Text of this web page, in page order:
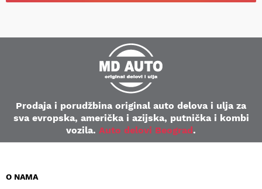
Prodaja i porudžbina original auto delova i ulja za
sva evropska, američka i azijska, putnička i kombi
vozila. Auto delovi Beograd.
O NAMA